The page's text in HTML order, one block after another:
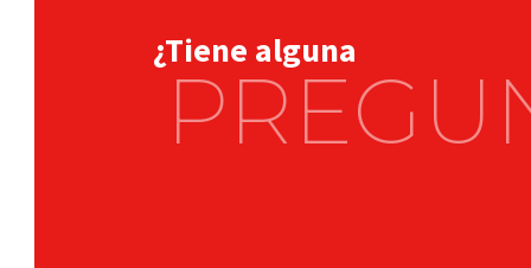
¿Tiene alguna